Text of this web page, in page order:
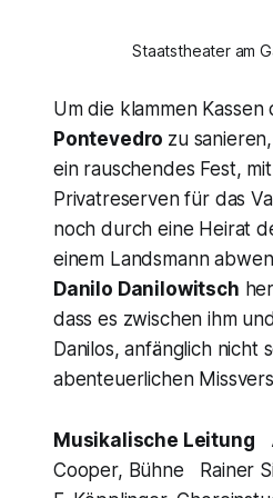
Staatstheater am
Um die klammen
Pontevedro zu
ein rauschendes Fest,
Privatreserven für das
noch durch eine Heirat
einem Landsmann
Danilo Danilowitsch
dass es zwischen ihm
Danilos, anfänglich nicht
abenteuerlichen
Musikalische Leitung
Cooper, Bühne Rainer